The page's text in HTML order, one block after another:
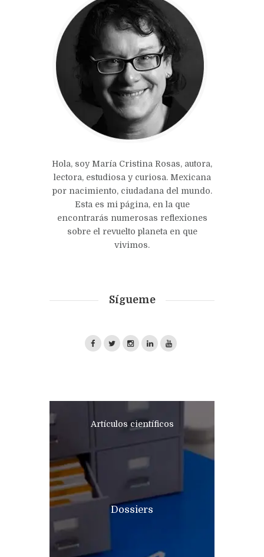
Hola, soy María Cristina Rosas, autora,
lectora, estudiosa y curiosa. Mexicana
por nacimiento, ciudadana del mundo.
Esta es mi página, en la que
encontrarás numerosas reflexiones
sobre el revuelto planeta en que
vivimos.
Sígueme
Artículos científicos
Dossiers